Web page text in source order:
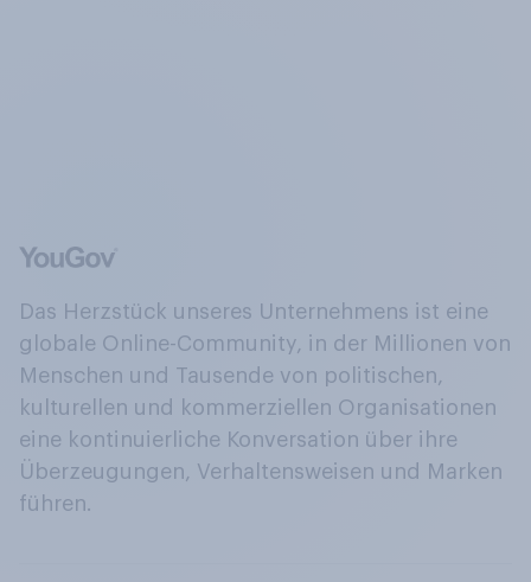
Das Herzstück unseres Unternehmens ist eine
globale Online-Community, in der Millionen von
Menschen und Tausende von politischen,
kulturellen und kommerziellen Organisationen
eine kontinuierliche Konversation über ihre
Überzeugungen, Verhaltensweisen und Marken
führen.